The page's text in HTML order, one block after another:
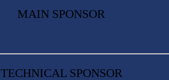
MAIN SPONSOR
TECHNICAL SPONSOR